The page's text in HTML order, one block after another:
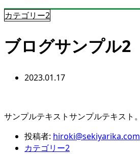
カテゴリー2
ブログサンプル2
2023.01.17
サンプルテキストサンプルテキスト。
投稿者: hiroki@sekiyarika.com
カテゴリー2